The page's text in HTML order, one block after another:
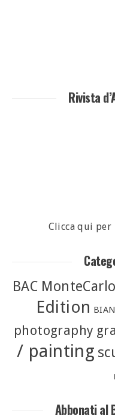
Rivista
Clicca qui per
BAC
Edition
photography
/ painting
Abbonati al